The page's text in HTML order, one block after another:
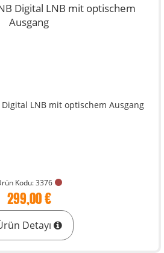
Digital LNB mit optischem
Ausgang
Kodu: 3376
299,00 €
Detayı